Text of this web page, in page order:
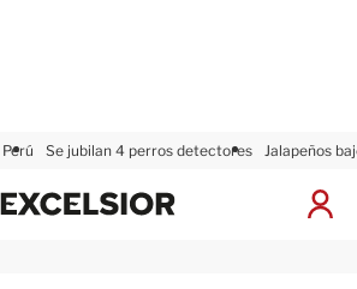
Se jubilan 4 perros detectores Jalapeños
I
x